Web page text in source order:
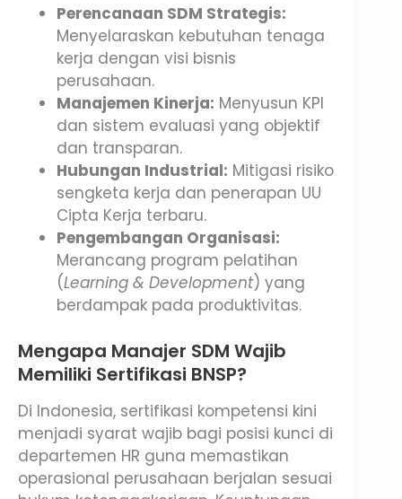
Perencanaan SDM Strategis:
Menyelaraskan kebutuhan tenaga
kerja dengan visi bisnis
perusahaan.
Manajemen Kinerja: Menyusun KPI
dan sistem evaluasi yang objektif
dan transparan.
Hubungan Industrial: Mitigasi risiko
sengketa kerja dan penerapan UU
Cipta Kerja terbaru.
Pengembangan Organisasi:
Merancang program pelatihan
(Learning & Development) yang
berdampak pada produktivitas.
Mengapa Manajer SDM Wajib
Memiliki Sertifikasi BNSP?
Di Indonesia, sertifikasi kompetensi kini
menjadi syarat wajib bagi posisi kunci di
departemen HR guna memastikan
operasional perusahaan berjalan sesuai